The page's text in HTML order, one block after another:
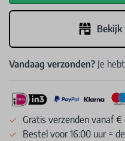
Bekijk
Vandaag verzonden? Je
Gratis verzenden vanaf €
Bestel voor 16:00 uur =